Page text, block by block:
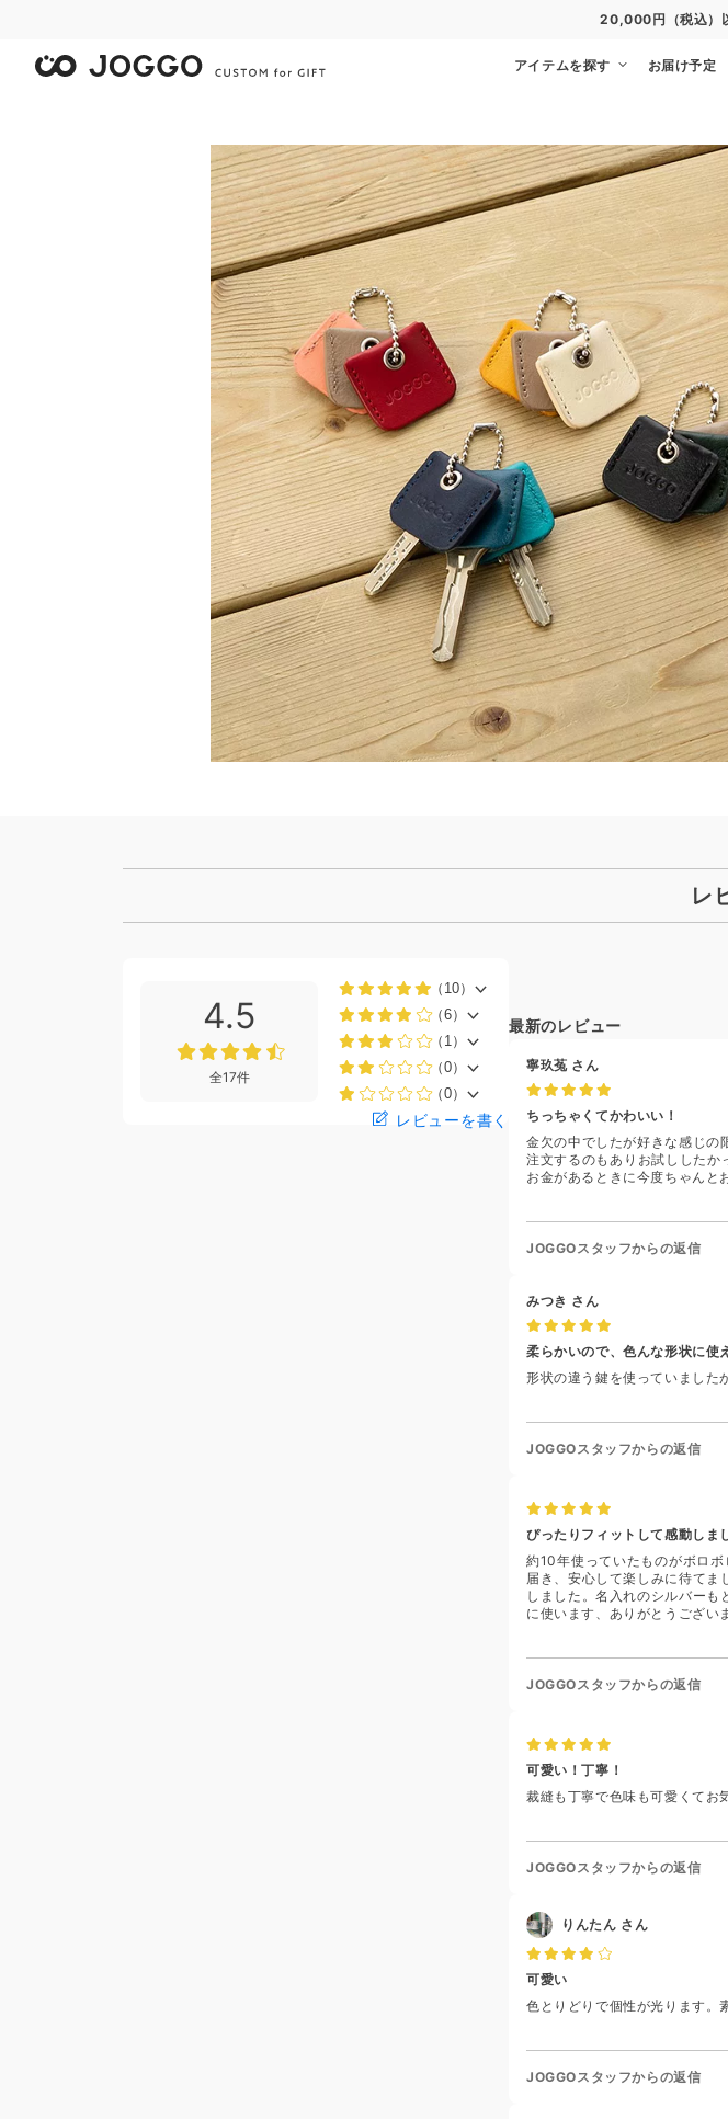
20,000円（税込）
アイテムを探す お届け予定
レ
4.5
全17件
（10）
（6）
（1）
（0）
（0）
レビューを書く
最新のレビュー
寧玖菟 さん
ちっちゃくてかわいい！
金欠の中でしたが好きな感じの
注文するのもありお試ししたか
お金があるときに今度ちゃん
JOGGOスタッフからの返信
みつき さん
柔らかいので、色んな形状に使
形状の違う鍵を使っていました
JOGGOスタッフからの返信
ぴったりフィットして感動しま
約10年使っていたものがボロ
届き、安心して楽しみに待てま
しました。名入れのシルバー
に使います、ありがとうござい
JOGGOスタッフからの返信
可愛い！丁寧！
裁縫も丁寧で色味も可愛くてお
JOGGOスタッフからの返信
りんたん さん
可愛い
色とりどりで個性が光ります。
JOGGOスタッフからの返信